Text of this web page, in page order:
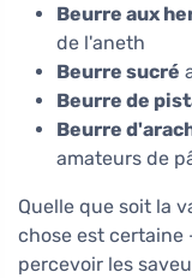
Beurre aux
de l'aneth
Beurre sucré
Beurre de
Beurre
amateurs de
Quelle que soit la
chose est certaine
percevoir les